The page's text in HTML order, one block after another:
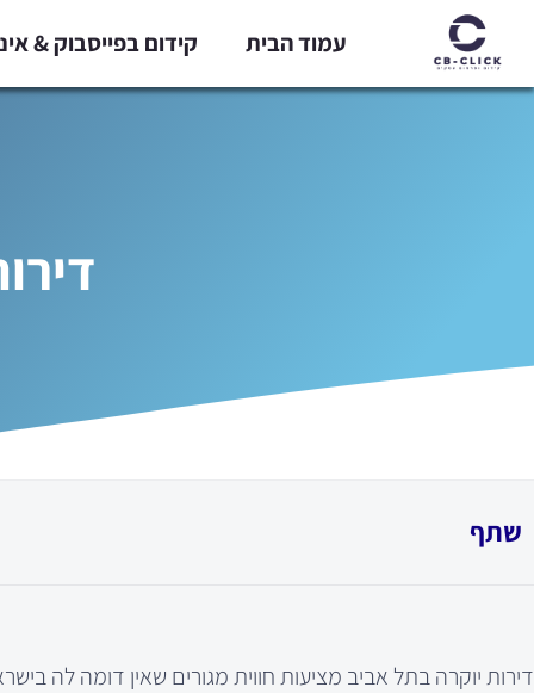
לתוכן
עמוד הבית קידום בפייסבוק &
שתף
דירות יוקרה בתל אביב מציעות חווית מגורים שאין דומה לה